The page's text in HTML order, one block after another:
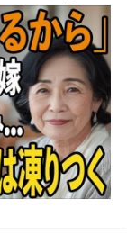
に息子嫁は